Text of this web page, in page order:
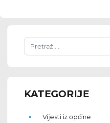
KATEGORIJE
Vijesti iz općine